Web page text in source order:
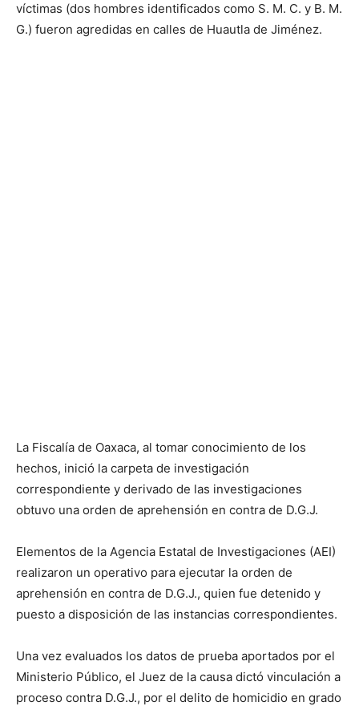
víctimas (dos hombres identificados como S. M. C. y B. M.
G.) fueron agredidas en calles de Huautla de Jiménez.
La Fiscalía de Oaxaca, al tomar conocimiento de los
hechos, inició la carpeta de investigación
correspondiente y derivado de las investigaciones
obtuvo una orden de aprehensión en contra de D.G.J.
Elementos de la Agencia Estatal de Investigaciones (AEI)
realizaron un operativo para ejecutar la orden de
aprehensión en contra de D.G.J., quien fue detenido y
puesto a disposición de las instancias correspondientes.
Una vez evaluados los datos de prueba aportados por el
Ministerio Público, el Juez de la causa dictó vinculación a
proceso contra D.G.J., por el delito de homicidio en grado